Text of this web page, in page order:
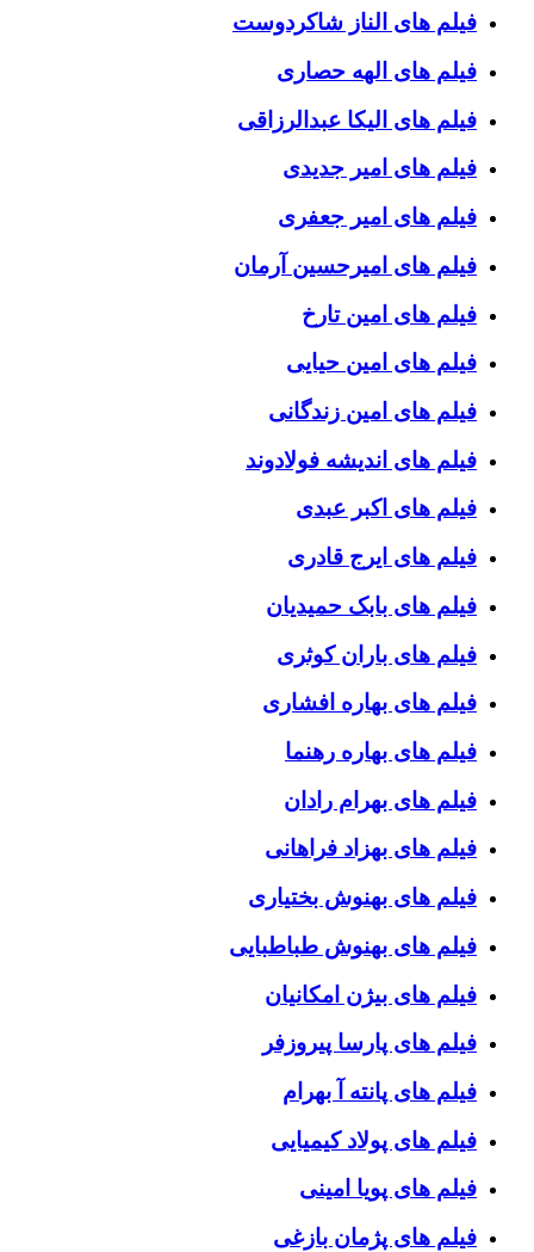
فیلم های الناز شاکردوست
فیلم های الهه حصاری
فیلم های الیکا عبدالرزاقی
فیلم های امیر جدیدی
فیلم های امیر جعفری
فیلم های امیرحسین آرمان
فیلم های امین تارخ
فیلم های امین حیایی
فیلم های امین زندگانی
فیلم های اندیشه فولادوند
فیلم های اکبر عبدی
فیلم های ایرج قادری
فیلم های بابک حمیدیان
فیلم های باران کوثری
فیلم های بهاره افشاری
فیلم های بهاره رهنما
فیلم های بهرام رادان
فیلم های بهزاد فراهانی
فیلم های بهنوش بختیاری
فیلم های بهنوش طباطبایی
فیلم های بیژن امکانیان
فیلم های پارسا پیروزفر
فیلم های پانته آ بهرام
فیلم های پولاد کیمیایی
فیلم های پویا امینی
فیلم های پژمان بازغی